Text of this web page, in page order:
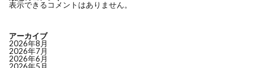
表示できるコメントはありません。
アーカイブ
2026年8月
2026年7月
2026年6月
2026年5月